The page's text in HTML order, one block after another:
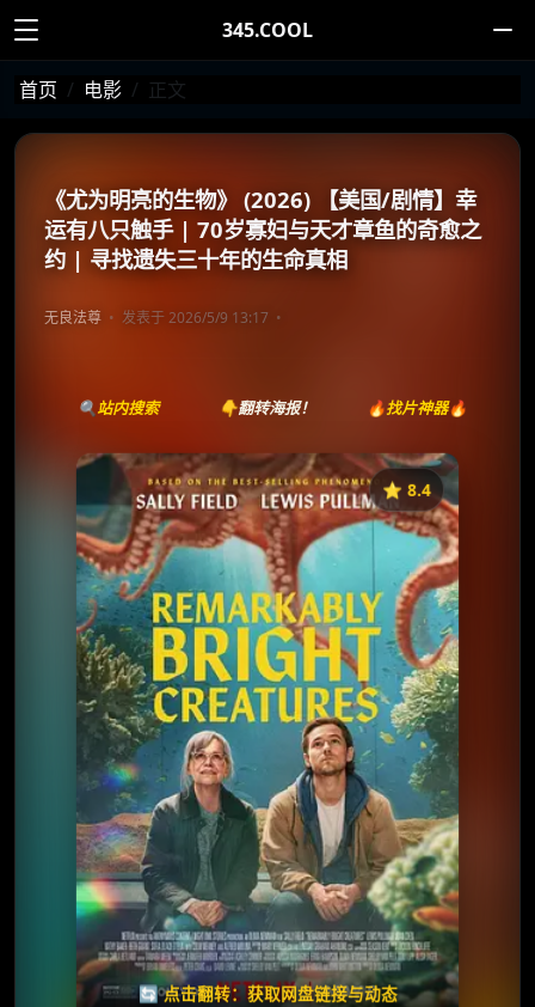
345.COOL
首页 电影 正文
《尤为明亮的生物》 (2026) 【美国/剧情】幸
运有八只触手 | 70岁寡妇与天才章鱼的奇愈之
约 | 寻找遗失三十年的生命真相
无良法尊 发表于 2026/5/9 13:17
🔍站内搜索 👇翻转海报！ 🔥找片神器🔥
⭐️ 8.4
🔄 点击翻转：获取网盘链接与动态
《尤为明亮的生物》
⭐
收藏
⭐️ 评分：8.4 | 🎬 2026年
夸克网盘
百度网盘
失效请反馈
🧧️
天天领红包